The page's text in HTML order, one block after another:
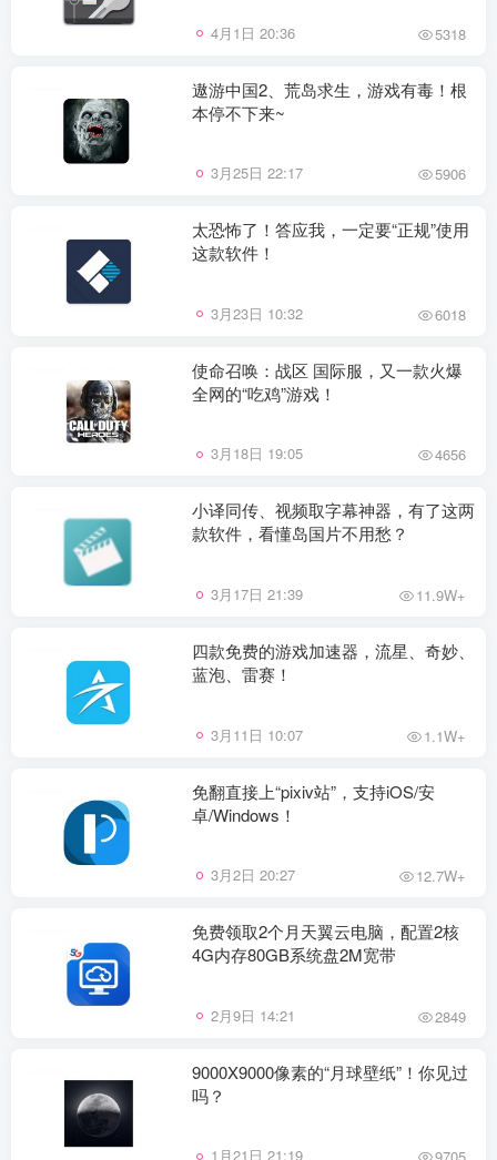
4月1日 20:36 5318
遨游中国2、荒岛求生，游戏有毒！根
本停不下来~
3月25日 22:17 5906
太恐怖了！答应我，一定要“正规”使用
这款软件！
3月23日 10:32 6018
使命召唤：战区 国际服，又一款火爆
全网的“吃鸡”游戏！
3月18日 19:05 4656
小译同传、视频取字幕神器，有了这两
款软件，看懂岛国片不用愁？
3月17日 21:39 11.9W+
四款免费的游戏加速器，流星、奇妙、
蓝泡、雷赛！
3月11日 10:07 1.1W+
免翻直接上“pixiv站”，支持iOS/安
卓/Windows！
3月2日 20:27 12.7W+
免费领取2个月天翼云电脑，配置2核
4G内存80GB系统盘2M宽带
2月9日 14:21 2849
9000X9000像素的“月球壁纸”！你见过
吗？
1月21日 21:19